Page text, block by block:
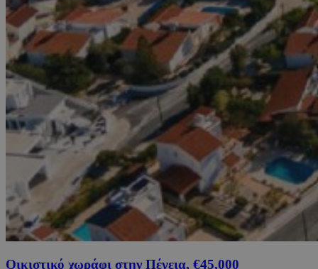
Οικιστικό χωράφι στην Πέγεια, €45,000